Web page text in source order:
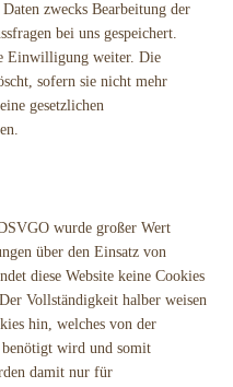
zwecks Bearbeitung der
bei uns gespeichert.
Einwilligung weiter. Die
sofern sie nicht mehr
gesetzlichen
wurde großer Wert
über den Einsatz von
diese Website keine Cookies
Vollständigkeit halber weisen
hin, welches von der
wird und somit
damit nur für